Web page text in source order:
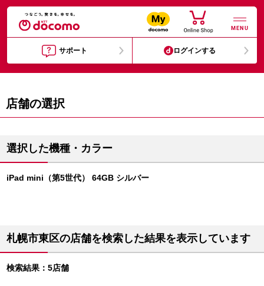
MENU
サポート ログインする
店舗の選択
選択した機種・カラー
iPad mini（第5世代） 64GB シルバー
札幌市東区の店舗を検索した結果を表示しています
検索結果：5店舗